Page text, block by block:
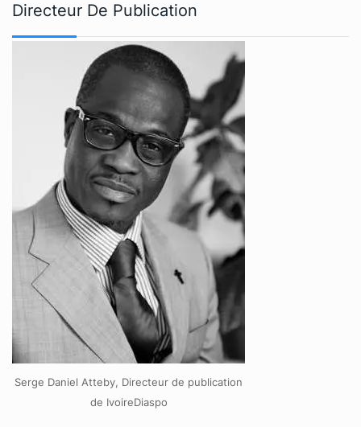
Directeur De Publication
Serge Daniel Atteby, Directeur de publication
de IvoireDiaspo